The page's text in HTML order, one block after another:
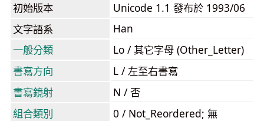
初始版本
Unicode 1.1 發布於 1993/06
文字語系
Han
一般分類
Lo / 其它字母 (Other_Letter)
書寫方向
L / 左至右書寫
書寫鏡射
N / 否
組合類別
0 / Not_Reordered; 無